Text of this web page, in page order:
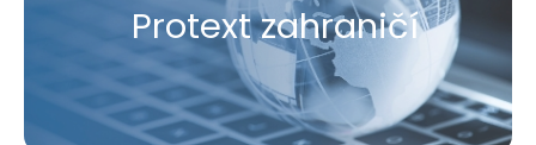
Protext zahraničí